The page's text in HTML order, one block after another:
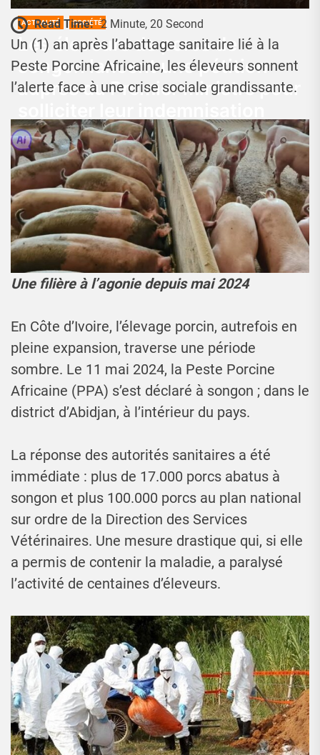
ACTUALITÉ SOCIÉTÉ
Les éleveurs de porcs de
songon lancent une pétition
auprès du Premier ministre pour
après l’abattage sanitaire en
réponse à l’introduction de la
peste porcine africaine PPA
dans le district d’Abidjan depuis
mai 2024
Josué Koffi 2 Juin 2025
Read Time: 2 Minute, 20 Second
Un (1) an après l’abattage sanitaire lié à la
Peste Porcine Africaine, les éleveurs sonnent
l’alerte face à une crise sociale grandissante.
Une filière à l’agonie depuis mai 2024
En Côte d’Ivoire, l’élevage porcin, autrefois en
pleine expansion, traverse une période
sombre. Le 11 mai 2024, la Peste Porcine
Africaine (PPA) s’est déclaré à songon ; dans le
district d’Abidjan, à l’intérieur du pays.
La réponse des autorités sanitaires a été
immédiate : plus de 17.000 porcs abatus à
songon et plus 100.000 porcs au plan national
sur ordre de la Direction des Services
Vétérinaires. Une mesure drastique qui, si elle
a permis de contenir la maladie, a paralysé
l’activité de centaines d’éleveurs.